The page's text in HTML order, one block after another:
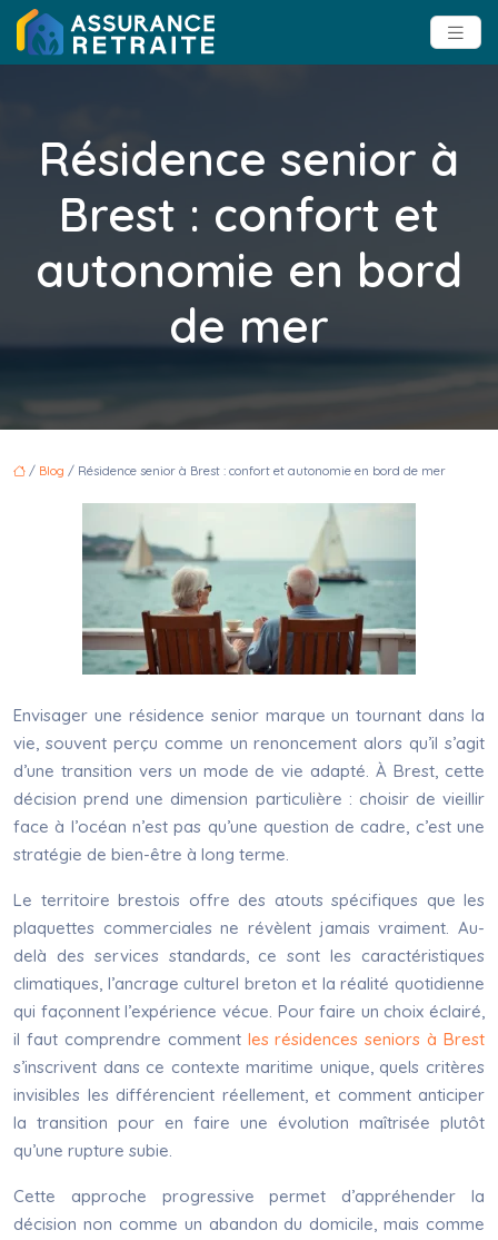
Résidence senior à
Brest : confort et
autonomie en bord
de mer
/ Blog / Résidence senior à Brest : confort et autonomie en bord de mer
Envisager une résidence senior marque un tournant dans la
vie, souvent perçu comme un renoncement alors qu’il s’agit
d’une transition vers un mode de vie adapté. À Brest, cette
décision prend une dimension particulière : choisir de vieillir
face à l’océan n’est pas qu’une question de cadre, c’est une
stratégie de bien-être à long terme.
Le territoire brestois offre des atouts spécifiques que les
plaquettes commerciales ne révèlent jamais vraiment. Au-
delà des services standards, ce sont les caractéristiques
climatiques, l’ancrage culturel breton et la réalité quotidienne
qui façonnent l’expérience vécue. Pour faire un choix éclairé,
il faut comprendre comment les résidences seniors à Brest
s’inscrivent dans ce contexte maritime unique, quels critères
invisibles les différencient réellement, et comment anticiper
la transition pour en faire une évolution maîtrisée plutôt
qu’une rupture subie.
Cette approche progressive permet d’appréhender la
décision non comme un abandon du domicile, mais comme